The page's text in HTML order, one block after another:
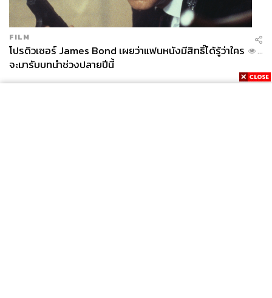
FILM
โปรดิวเซอร์ James Bond เผยว่าแฟนหนังมีสิทธิ์ได้รู้ว่าใคร
จะมารับบทนำช่วงปลายปีนี้
...